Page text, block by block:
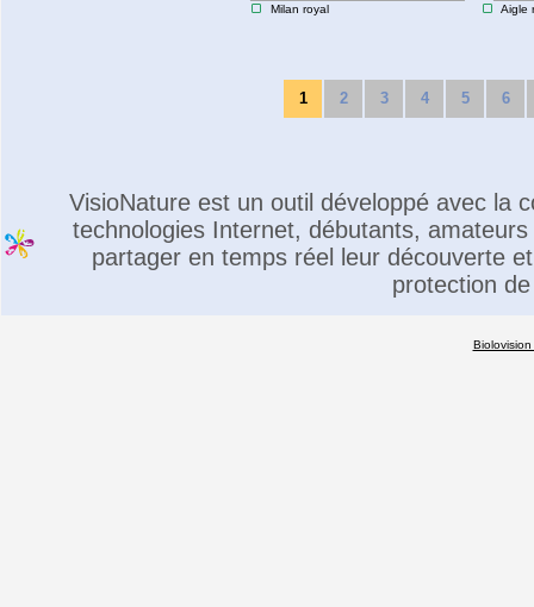
Milan royal Aigle
1 2 3 4 5 6
VisioNature est un outil développé avec la
technologies Internet, débutants,
partager en temps réel leur découverte
protection
Biolovision